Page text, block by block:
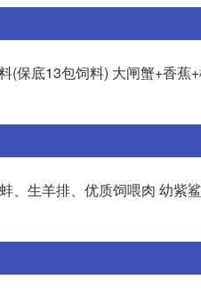
保底13包饲料) 大闸蟹+香蕉
生羊排、优质饲喂肉 幼紫